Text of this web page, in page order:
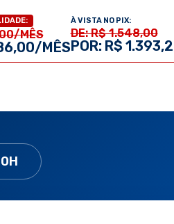
MÊS
MÊS
À VISTA NO PIX:
DE: R$ 1.548,00
POR: R$